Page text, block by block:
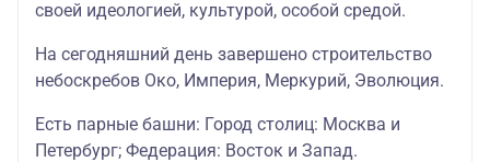
своей идеологией, культурой, особой средой.
На сегодняшний день завершено строительство
небоскребов Око, Империя, Меркурий, Эволюция.
Есть парные башни: Город столиц: Москва и
Петербург; Федерация: Восток и Запад.